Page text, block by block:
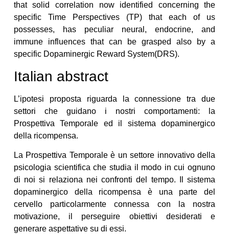
that solid correlation now identified concerning the
specific Time Perspectives (TP) that each of us
possesses, has peculiar neural, endocrine, and
immune influences that can be grasped also by a
specific Dopaminergic Reward System(DRS).
Italian abstract
L’ipotesi proposta riguarda la connessione tra due
settori che guidano i nostri comportamenti: la
Prospettiva Temporale ed il sistema dopaminergico
della ricompensa.
La Prospettiva Temporale è un settore innovativo della
psicologia scientifica che studia il modo in cui ognuno
di noi si relaziona nei confronti del tempo. Il sistema
dopaminergico della ricompensa è una parte del
cervello particolarmente connessa con la nostra
motivazione, il perseguire obiettivi desiderati e
generare aspettative su di essi.